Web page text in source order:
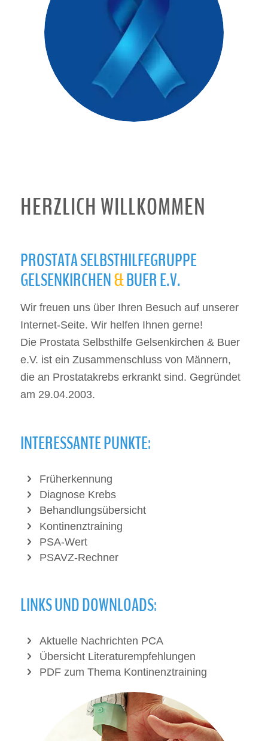
HERZLICH WILLKOMMEN
PROSTATA SELBSTHILFEGRUPPE
GELSENKIRCHEN&BUER E.V.
Wir freuen uns über Ihren Besuch auf unserer
Internet-Seite. Wir helfen Ihnen gerne!
Die Prostata Selbsthilfe Gelsenkirchen & Buer
e.V. ist ein Zusammenschluss von Männern,
die an Prostatakrebs erkrankt sind. Gegründet
am 29.04.2003.
INTERESSANTE PUNKTE:
Früherkennung
Diagnose Krebs
Behandlungsübersicht
Kontinenztraining
PSA-Wert
PSAVZ-Rechner
LINKS UND DOWNLOADS:
Aktuelle Nachrichten PCA
Übersicht Literaturempfehlungen
PDF zum Thema Kontinenztraining